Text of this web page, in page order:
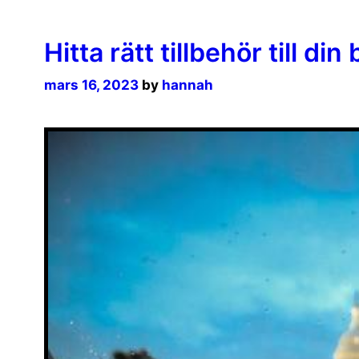
Hitta rätt tillbehör till din
mars 16, 2023 by hannah